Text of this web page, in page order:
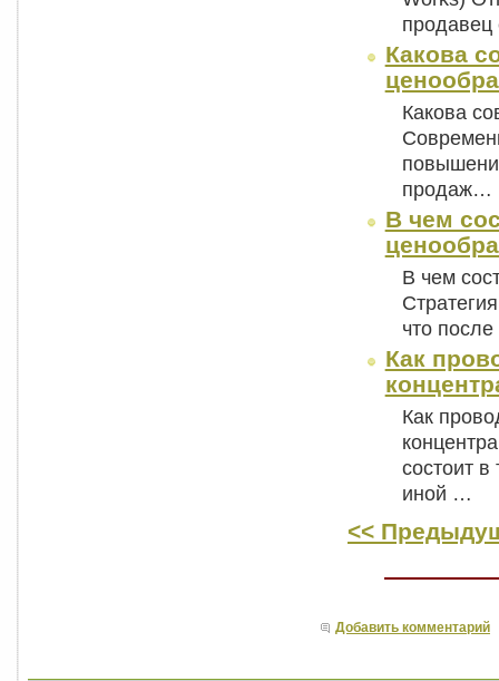
продавец
Какова
Какова
продаж…
В чем
В чем
что
Как
Как
состоит
иной …
<<
Добавить комментарий